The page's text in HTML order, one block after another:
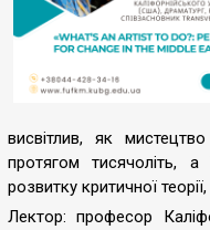
висвітлив, як
протягом тисячоліть,
розвитку критичної
Лектор: професор